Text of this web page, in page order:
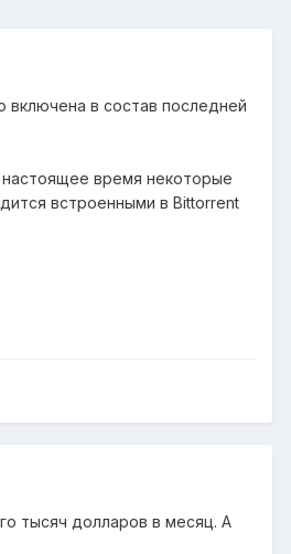
включена в состав последней
настоящее время некоторые
встроенными в Bittorrent
тысяч долларов в месяц. А